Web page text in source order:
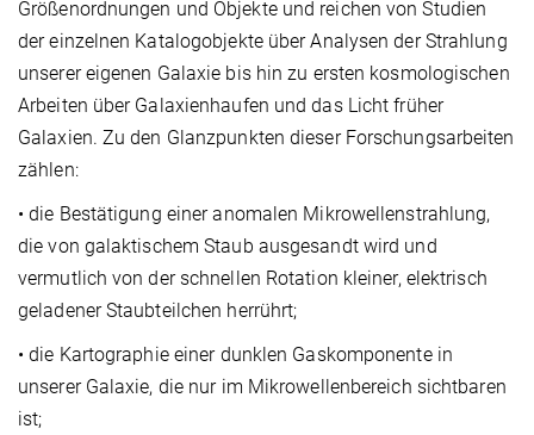
Größenordnungen und Objekte und reichen von Studien
der einzelnen Katalogobjekte über Analysen der Strahlung
unserer eigenen Galaxie bis hin zu ersten kosmologischen
Arbeiten über Galaxienhaufen und das Licht früher
Galaxien. Zu den Glanzpunkten dieser Forschungsarbeiten
zählen:
• die Bestätigung einer anomalen Mikrowellenstrahlung,
die von galaktischem Staub ausgesandt wird und
vermutlich von der schnellen Rotation kleiner, elektrisch
geladener Staubteilchen herrührt;
• die Kartographie einer dunklen Gaskomponente in
unserer Galaxie, die nur im Mikrowellenbereich sichtbaren
ist;